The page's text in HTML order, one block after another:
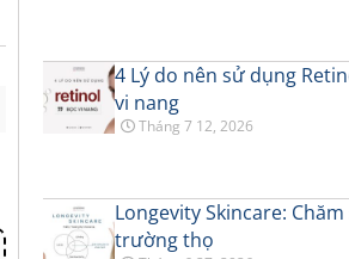
4 Lý do nên sử dụng
vi nang
Tháng 7 12, 2026
Longevity Skincare:
trường thọ